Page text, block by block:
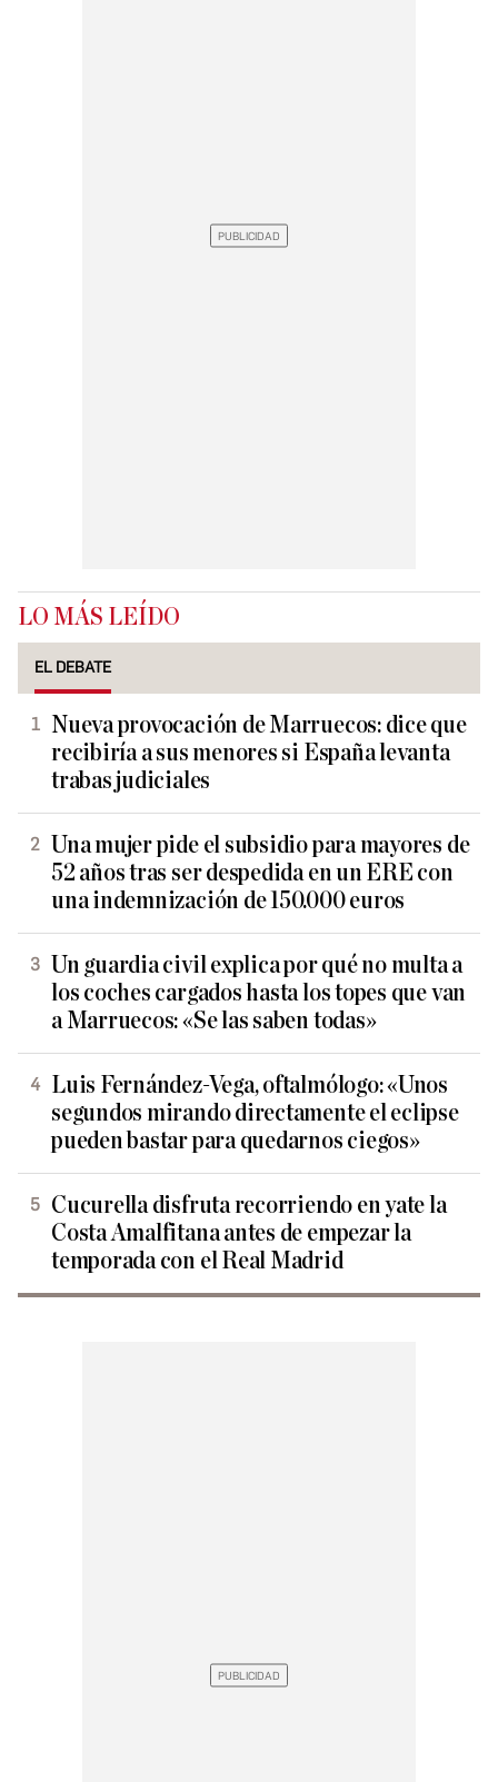
LO MÁS LEÍDO
EL DEBATE
Nueva provocación de Marruecos: dice que
recibiría a sus menores si España levanta
trabas judiciales
Una mujer pide el subsidio para mayores de
52 años tras ser despedida en un ERE con
una indemnización de 150.000 euros
Un guardia civil explica por qué no multa a
los coches cargados hasta los topes que van
a Marruecos: «Se las saben todas»
Luis Fernández-Vega, oftalmólogo: «Unos
segundos mirando directamente el eclipse
pueden bastar para quedarnos ciegos»
Cucurella disfruta recorriendo en yate la
Costa Amalfitana antes de empezar la
temporada con el Real Madrid